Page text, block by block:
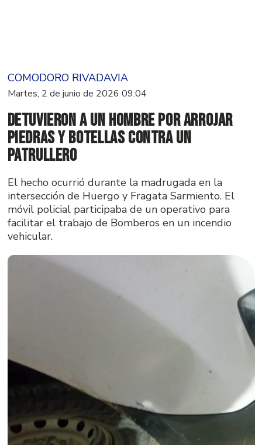
COMODORO RIVADAVIA
Martes, 2 de junio de 2026 09:04
Detuvieron a un hombre por arrojar
piedras y botellas contra un
patrullero
El hecho ocurrió durante la madrugada en la
intersección de Huergo y Fragata Sarmiento. El
móvil policial participaba de un operativo para
facilitar el trabajo de Bomberos en un incendio
vehicular.